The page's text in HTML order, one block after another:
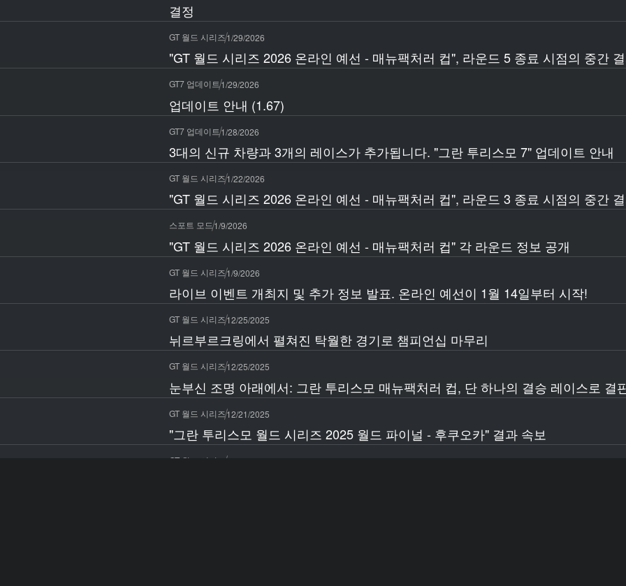
결정
GT 월드 시리즈1/29/2026
"GT 월드 시리즈 2026 온라인 예선 - 매뉴팩처러 컵", 라운드 5 종료 시점의 중간
GT7 업데이트1/29/2026
업데이트 안내 (1.67)
GT7 업데이트1/28/2026
3대의 신규 차량과 3개의 레이스가 추가됩니다. "그란 투리스모 7" 업데이트 안내
GT 월드 시리즈1/22/2026
"GT 월드 시리즈 2026 온라인 예선 - 매뉴팩처러 컵", 라운드 3 종료 시점의 중간
스포트 모드1/9/2026
"GT 월드 시리즈 2026 온라인 예선 - 매뉴팩처러 컵" 각 라운드 정보 공개
GT 월드 시리즈1/9/2026
라이브 이벤트 개최지 및 추가 정보 발표. 온라인 예선이 1월 14일부터 시작!
GT 월드 시리즈12/25/2025
뉘르부르크링에서 펼쳐진 탁월한 경기로 챔피언십 마무리
GT 월드 시리즈12/25/2025
눈부신 조명 아래에서: 그란 투리스모 매뉴팩처러 컵, 단 하나의 결승 레이스로 결
GT 월드 시리즈12/21/2025
"그란 투리스모 월드 시리즈 2025 월드 파이널 - 후쿠오카" 결과 속보
GT 월드 시리즈 12/20/2025